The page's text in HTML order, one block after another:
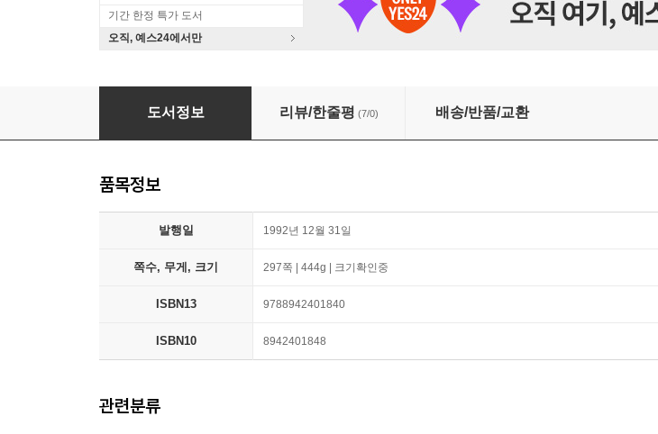
기간 한정 특가 도서
오직, 예스24에서만
추락하는 것은 날개가 있다
도서정보 리뷰/한줄평 (7/0) 배송/반품/교환
품목정보
발행일 1992년 12월 31일
쪽수, 무게, 크기 297쪽 | 444g | 크기확인중
ISBN13 9788942401840
ISBN10 8942401848
관련분류